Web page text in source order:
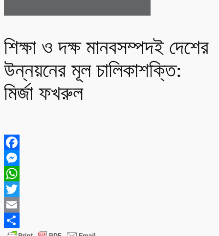
শিক্ষা ও দক্ষ মানবসম্পদই দেশের
উন্নয়নের মূল চালিকাশক্তি:
মির্জা ফখরুল
Facebook
Messenger
WhatsApp
Twitter
Email